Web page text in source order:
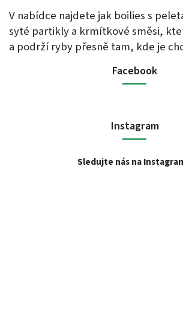
V nabídce najdete jak boilies s
syté partikly a krmítkové směsi,
a podrží ryby přesně tam, kde je
Facebook
Instagram
Sledujte nás na